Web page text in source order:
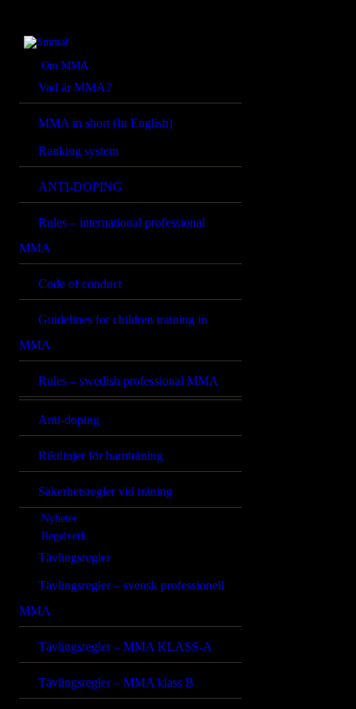
Om MMA
Vad är MMA?
MMA in short (In English)
Ranking system
ANTI-DOPING
Rules – international professional
MMA
Code of conduct
Guidelines for children training in
MMA
Rules – swedish professional MMA
Anti-doping
Riktlinjer för barnträning
Säkerhetsregler vid träning
Nyheter
Regelverk
Tävlingsregler
Tävlingsregler – svensk professionell
MMA
Tävlingsregler – MMA KLASS-A
Tävlingsregler – MMA klass B
NYHETER
REGELVERK
KOMMANDE
EVENEMANG
FÖRBUNDET